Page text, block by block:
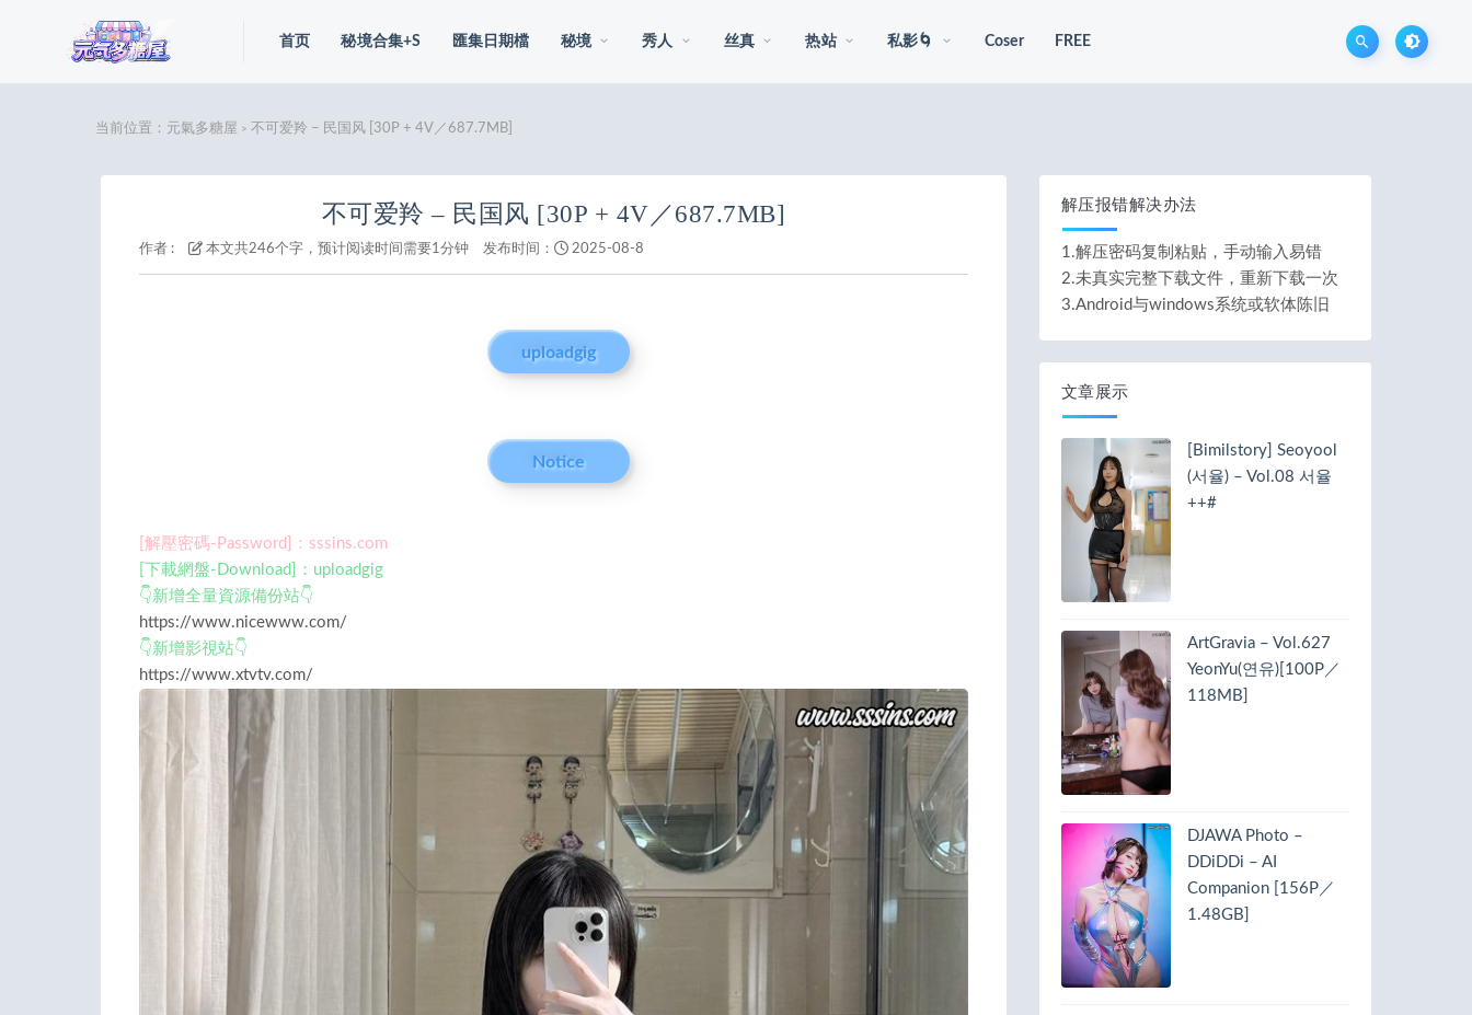
首页 秘境合集+S 匯集日期檔 秘境 秀人 丝真 热站 私影🌀 Coser FREE
当前位置： 元氣多糖屋 > 不可爱羚 – 民国风 [30P + 4V／687.7MB]
不可爱羚 – 民国风 [30P + 4V／687.7MB]
作者 : 本文共246个字，预计阅读时间需要1分钟 发布时间： 2025-08-8
uploadgig
Notice
[解壓密碼-Password]：sssins.com
[下載網盤-Download]：uploadgig
👇新增全量資源備份站👇
https://www.nicewww.com/
👇新增影視站👇
https://www.xtvtv.com/
解压报错解决办法
1.解压密码复制粘贴，手动输入易错
2.未真实完整下载文件，重新下载一次
3.Android与windows系统或软体陈旧
文章展示
[Bimilstory] Seoyool
(서율) – Vol.08 서율
++#
ArtGravia – Vol.627
YeonYu(연유)[100P／
118MB]
DJAWA Photo –
DDiDDi – AI
Companion [156P／
1.48GB]